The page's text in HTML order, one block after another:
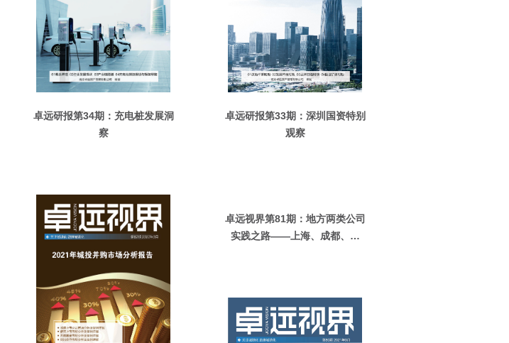
卓远研报第34期：充电桩发展洞
察
卓远研报第33期：深圳国资特别
观察
卓远视界第81期：地方两类公司
实践之路——上海、成都、珠